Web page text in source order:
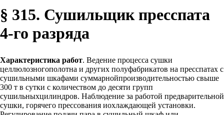
§ 315. Сушильщик пресспата
4-го разряда
Характеристика работ. Ведение процесса сушки
целлюлозногополотна и других полуфабрикатов на пресспатах с
сушильными шкафами суммарнойпроизводительностью свыше
300 т в сутки с количеством до десяти групп
сушильныхцилиндров. Наблюдение за работой предварительной
сушки, горячего прессования иохлаждающей установки.